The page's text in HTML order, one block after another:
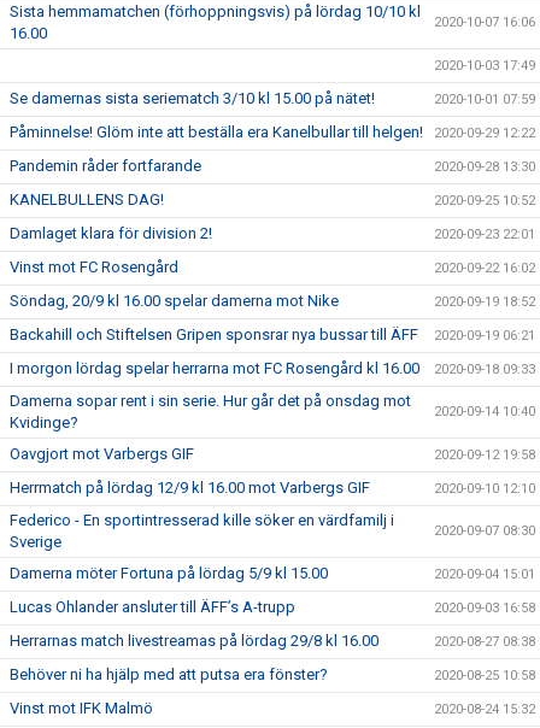
Sista hemmamatchen (förhoppningsvis) på lördag 10/10 kl
16.00
2020-10-07 16:06
2020-10-03 17:49
Se damernas sista seriematch 3/10 kl 15.00 på nätet! 2020-10-01 07:59
Påminnelse! Glöm inte att beställa era Kanelbullar till helgen! 2020-09-29 12:22
Pandemin råder fortfarande 2020-09-28 13:30
KANELBULLENS DAG! 2020-09-25 10:52
Damlaget klara för division 2! 2020-09-23 22:01
Vinst mot FC Rosengård 2020-09-22 16:02
Söndag, 20/9 kl 16.00 spelar damerna mot Nike 2020-09-19 18:52
Backahill och Stiftelsen Gripen sponsrar nya bussar till ÄFF 2020-09-19 06:21
I morgon lördag spelar herrarna mot FC Rosengård kl 16.00 2020-09-18 09:33
Damerna sopar rent i sin serie. Hur går det på onsdag mot
Kvidinge?
2020-09-14 10:40
Oavgjort mot Varbergs GIF 2020-09-12 19:58
Herrmatch på lördag 12/9 kl 16.00 mot Varbergs GIF 2020-09-10 12:10
Federico - En sportintresserad kille söker en värdfamilj i
Sverige
2020-09-07 08:30
Damerna möter Fortuna på lördag 5/9 kl 15.00 2020-09-04 15:01
Lucas Ohlander ansluter till ÄFF’s A-trupp 2020-09-03 16:58
Herrarnas match livestreamas på lördag 29/8 kl 16.00 2020-08-27 08:38
Behöver ni ha hjälp med att putsa era fönster? 2020-08-25 10:58
Vinst mot IFK Malmö 2020-08-24 15:32